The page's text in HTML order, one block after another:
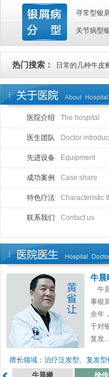
寻常型银
关节病型
热门搜索： 日常的几种牛皮
医院介绍 The hospital
医生团队 Doctor
先进设备 Equipment
成功案例 Case share
特色疗法 Characteristic
联系我们 Contact us
牛晨
牛
事银
余年
于对
复发...
擅长领域：治疗泛发型、复发型
牛晨曦
徐